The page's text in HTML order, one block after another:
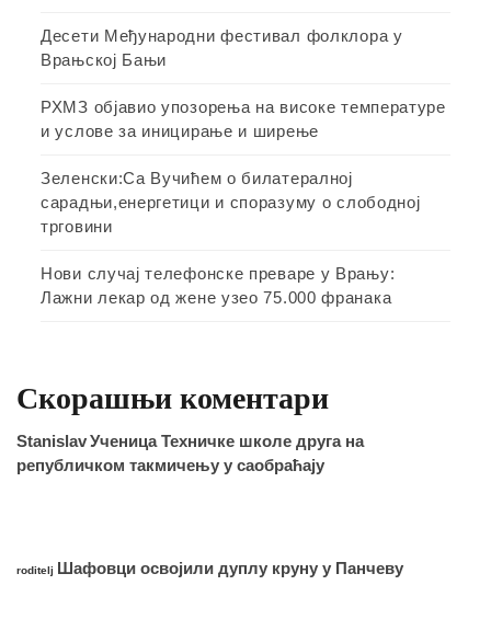
Десети Међународни фестивал фолклора у
Врањској Бањи
РХМЗ објавио упозорења на високе температуре
и услове за иницирање и ширење
Зеленски:Са Вучићем о билатералној
сарадњи,енергетици и споразуму о слободној
трговини
Нови случај телефонске преваре у Врању:
Лажни лекар од жене узео 75.000 франака
Скорашњи коментари
StanislavУченица Техничке школе друга на
републичком такмичењу у саобраћају
roditelj Шафовци освојили дуплу круну у Панчеву